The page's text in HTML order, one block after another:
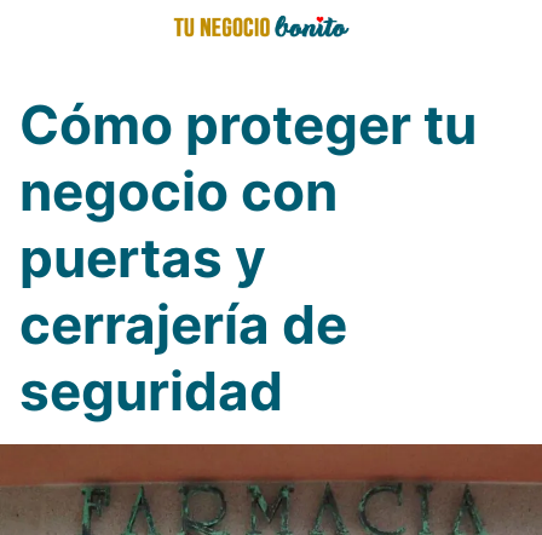
Cómo proteger tu
negocio con
puertas y
cerrajería de
seguridad